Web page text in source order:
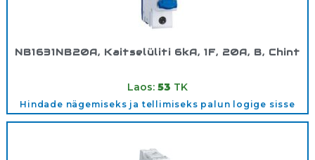
NB1631NB20A, Kaitselüliti 6kA, 1F, 20A, B, Chint
Laos: 53 TK
Hindade nägemiseks ja tellimiseks palun logige sisse